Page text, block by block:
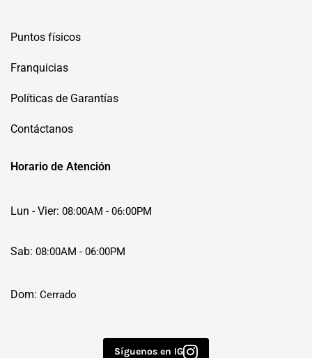
Puntos físicos
Franquicias
Políticas de Garantías
Contáctanos
Horario de Atención
Lun - Vier: 08:00AM - 06:00PM
Sab: 08:00AM - 06:00PM
Dom: Cerrado
Síguenos en IG